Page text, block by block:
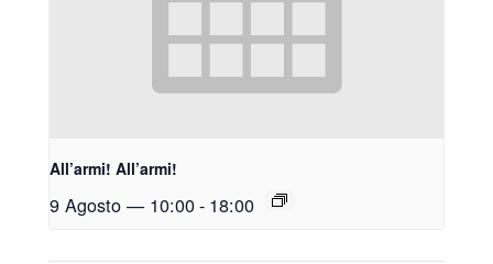
All’armi! All’armi!
9 Agosto — 10:00- 18:00